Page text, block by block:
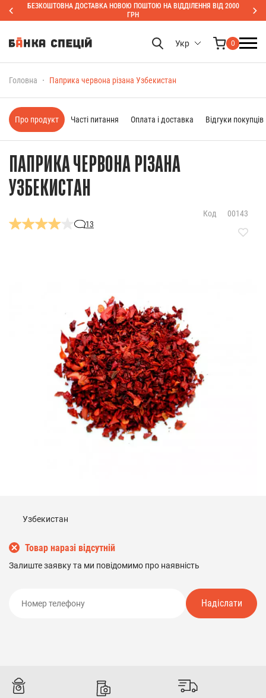
БЕЗКОШТОВНА ДОСТАВКА НОВОЮ ПОШТОЮ НА ВІДДІЛЕННЯ ВІД 2000
ГРН
Укр 0
Головна Паприка червона різана Узбекистан
ПАПРИКА ЧЕРВОНА РІЗАНА
УЗБЕКИСТАН
13
Код 00143
Узбекистан
Товар наразі відсутній
Залиште заявку та ми повідомимо про наявність
Надіслати
Про продукт Часті питання Оплата і доставка Відгуки покупців